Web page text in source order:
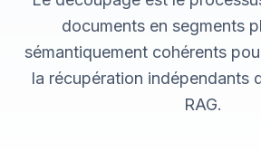
documents en segments
sémantiquement cohérents
la récupération indépendants
RAG.